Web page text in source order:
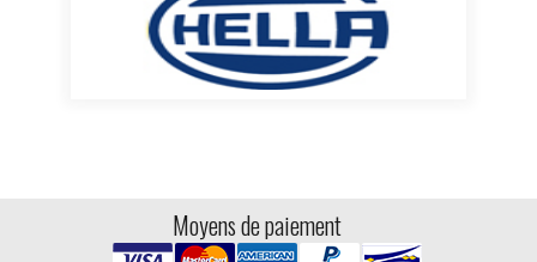
Moyens de paiement